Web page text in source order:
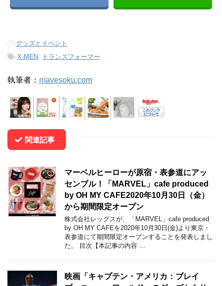
-グッズとイベント
-X-MEN トランスフォーマー
執筆者： mavesoku.com
関連記事
マーベルヒーローが原宿・表参道にアッ
センブル！「MARVEL」cafe produced
by OH MY CAFE2020年10月30日（金）
から期間限定オープン
株式会社レッグスが、「MARVEL」cafe produced
by OH MY CAFEを2020年10月30日(金)より東京・
表参道にて期間限定オープンすることを発表しまし
た。 目次【本記事の内容 …
映画「キャプテン・アメリカ：ブレイ